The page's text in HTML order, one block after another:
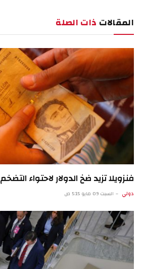
المقالات ذات الصلة
فنزويلا تزيد ضخ الدولار لاحتواء التضخم
دولي السبت 09 مايو 5:15 ص